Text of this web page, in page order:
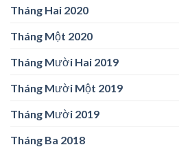
Tháng Hai 2020
Tháng Một 2020
Tháng Mười Hai 2019
Tháng Mười Một 2019
Tháng Mười 2019
Tháng Ba 2018